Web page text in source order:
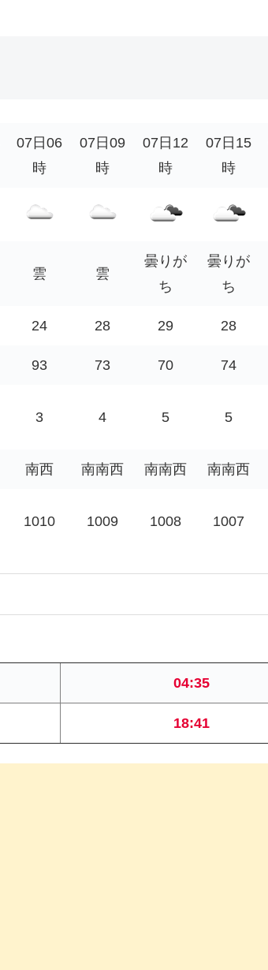
07日06
時
07日09
時
07日12
時
07日15
時
雲 雲
曇りが
ち
曇りが
ち
24 28 29 28
93 73 70 74
3 4 5 5
南西 南南西 南南西 南南西
1010 1009 1008 1007
04:35
18:41